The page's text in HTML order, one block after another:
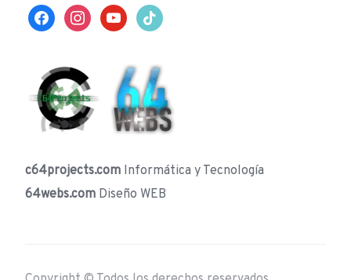
facebookinstagramyoutubetiktok
c64projects.com Informática y Tecnología
64webs.com Diseño WEB